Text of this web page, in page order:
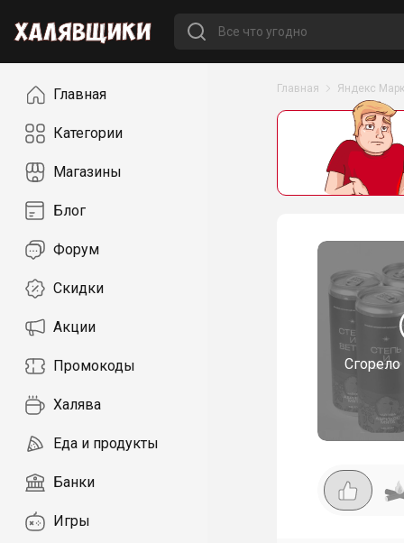
НавигацияГлавная
Категории
Магазины
Блог
Форум
Скидки
Акции
Промокоды
Халява
Еда и продукты
Банки
Игры
Главная Яндекс
Сгорело